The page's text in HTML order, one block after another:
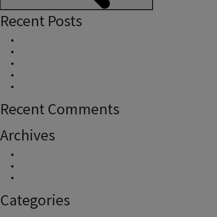
Recent Posts
Recent Comments
Archives
Categories